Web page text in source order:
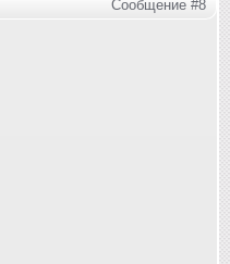
Сообщение #8